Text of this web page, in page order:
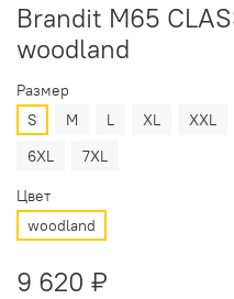
Brandit M65
woodland
Размер
S
M L XL XXL
6XL
7XL
Цвет
woodland
9 620 ₽